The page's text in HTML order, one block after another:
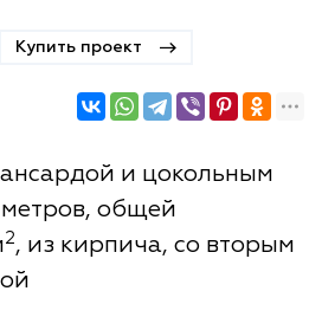
Купить проект
и цокольным
общей
2, из кирпича, со вторым